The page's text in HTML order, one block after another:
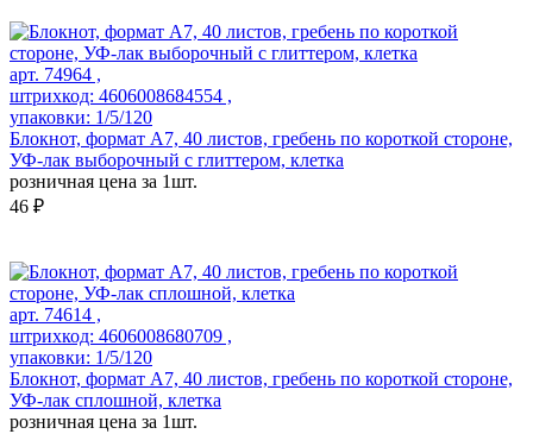
арт. 74964 ,
штрихкод: 4606008684554 ,
упаковки: 1/5/120
Блокнот, формат А7, 40 листов, гребень по короткой стороне,
УФ-лак выборочный с глиттером, клетка
розничная цена за 1шт.
46 ₽
арт. 74614 ,
штрихкод: 4606008680709 ,
упаковки: 1/5/120
Блокнот, формат А7, 40 листов, гребень по короткой стороне,
УФ-лак сплошной, клетка
розничная цена за 1шт.